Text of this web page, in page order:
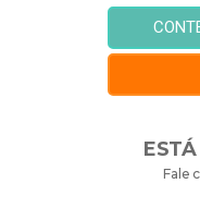
Fale